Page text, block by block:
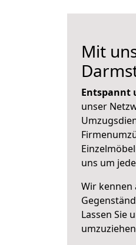
Mit
Entspannt
unser
uns um
Wir kennen
Lassen Sie